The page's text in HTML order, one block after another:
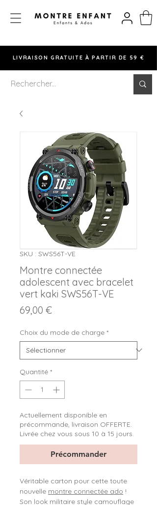
LIVRAISON GRATUITE À PARTIR DE 59 €
SKU : SWS56T-VE
Montre connectée
adolescent avec bracelet
vert kaki SWS56T-VE
69,00 €Prix
Choix du mode de charge *
Quantité *
Actuellement disponible en
précommande, livraison OFFERTE.
Livrée chez vous sous 10 à 15 jours.
Précommander
Véritable carton pour cette toute
nouvelle montre connectée ado !
Son look militaire style camouflage